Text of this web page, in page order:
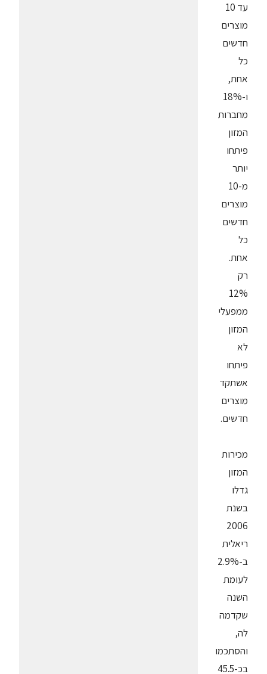
עד 10
מוצרים
חדשים
כל
אחת,
ו-18%
מחברות
המזון
פיתחו
יותר
מ-10
מוצרים
חדשים
כל
אחת.
רק
12%
ממפעלי
המזון
לא
פיתחו
אשתקד
מוצרים
חדשים.
מכירות
המזון
גדלו
בשנת
2006
ריאלית
ב-2.9%
לעומת
השנה
שקדמה
לה,
והסתכמו
בכ-45.5